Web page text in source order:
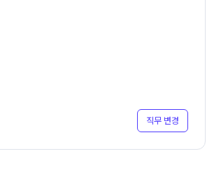
직무 변경